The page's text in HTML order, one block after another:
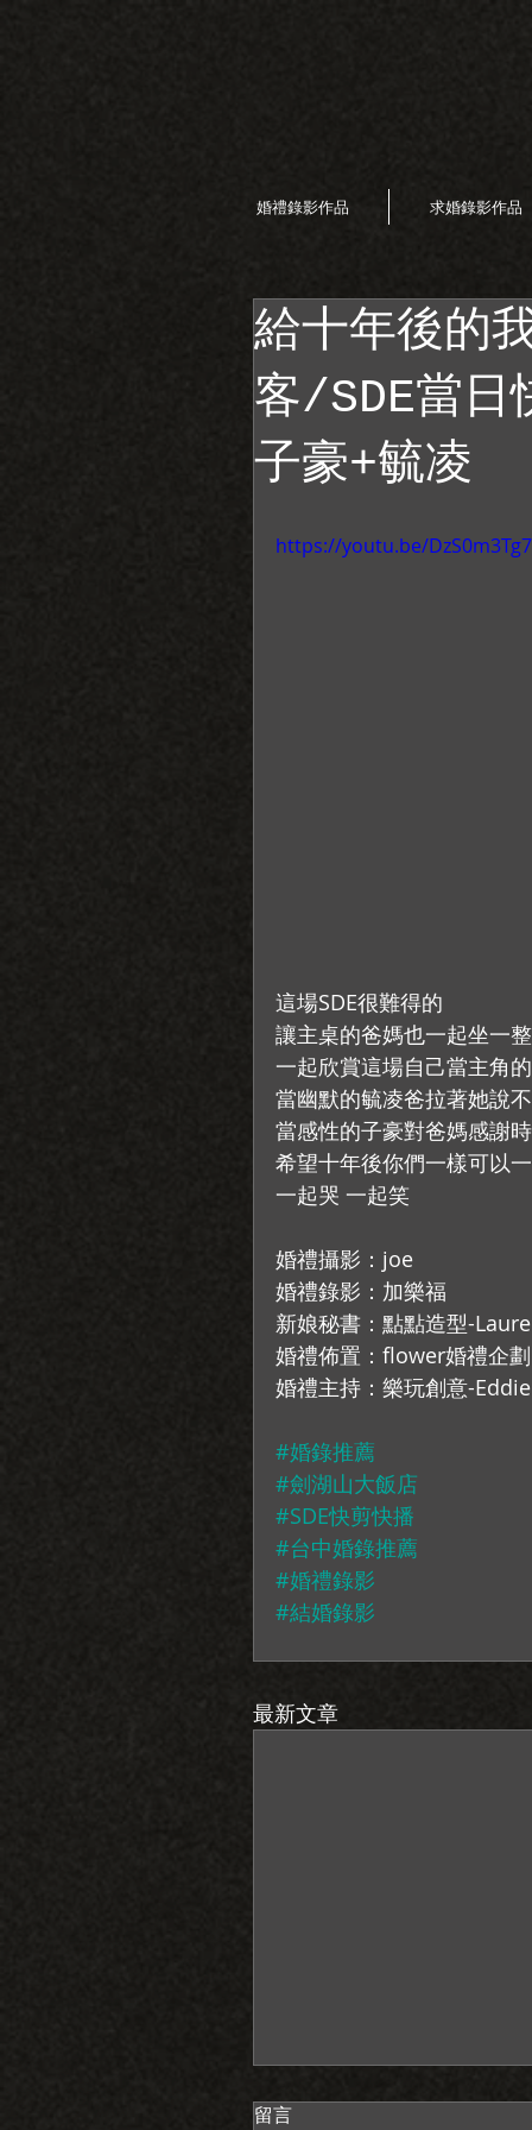
婚禮錄影作品 求婚錄影作品
給十年後的
客/SDE當
子豪+毓凌
https://youtu.be/
這場SDE很難得的
讓主桌的爸媽也一起坐一
一起欣賞這場自己當主角
當幽默的毓凌爸拉著她說
當感性的子豪對爸媽感謝
希望十年後你們一樣可以
一起哭 一起笑
婚禮攝影：joe
婚禮錄影：加樂福
新娘秘書：點點造型-
婚禮佈置：flower婚禮企劃
婚禮主持：樂玩創意-Eddie
#婚錄推薦
#劍湖山大飯店
#SDE快剪快播
#台中婚錄推薦
#婚禮錄影
#結婚錄影
最新文章
留言